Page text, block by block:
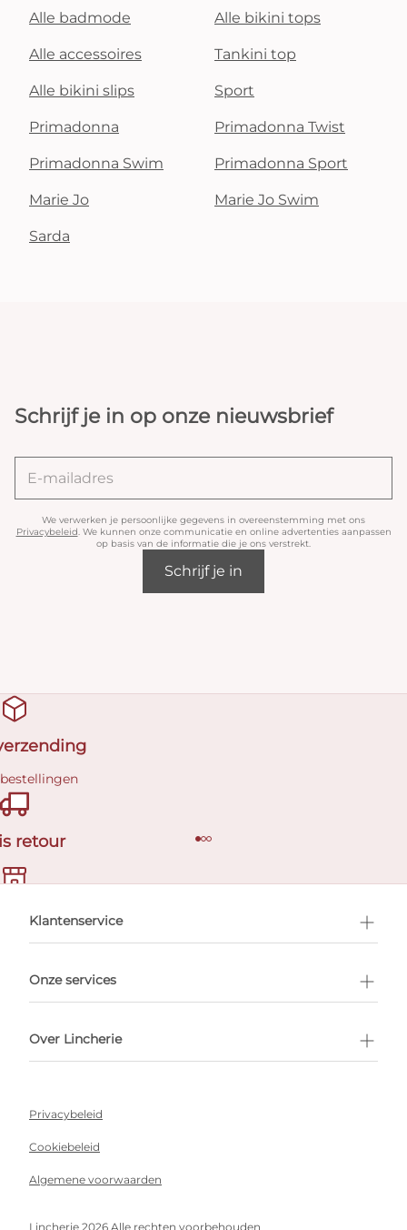
Alle badmode Alle bikini tops
Alle accessoires Tankini top
Alle bikini slips Sport
Primadonna Primadonna Twist
Primadonna Swim Primadonna Sport
Marie Jo Marie Jo Swim
Sarda
Schrijf je in op onze nieuwsbrief
We verwerken je persoonlijke gegevens in overeenstemming met ons
Privacybeleid. We kunnen onze communicatie en online advertenties aanpassen
op basis van de informatie die je ons verstrekt.
Schrijf je in
retour
afspraak
Klantenservice
Onze services
Over Lincherie
Privacybeleid
Cookiebeleid
Algemene voorwaarden
Lincherie 2026 Alle rechten voorbehouden